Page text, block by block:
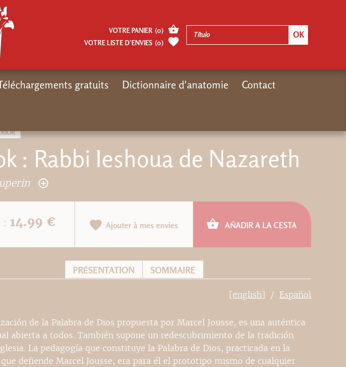
: Rabbi Ieshoua de Nazareth
: 14.99 € Ajouter à mes envies AÑADIR A LA CESTA
PRÉSENTATION SOMMAIRE
[english] Español
de la Palabra de Dios propuesta por Marcel Jousse, es una auténtica
abierta a todos. También supone un redescubrimiento de la tradición
La pedagogía que constituye la Palabra de Dios, practicada en la
defiende Marcel Jousse, era para él el prototipo mismo de cualquier
VOTRE PANIER (0)
VOTRE LISTE D’ENVIES (0)
gratuits Dictionnaire d'anatomie Contact